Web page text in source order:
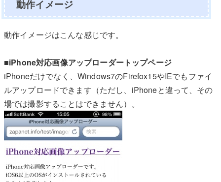
動作イメージ
動作イメージはこんな感じです。
■iPhone対応画像アップローダートップページ
iPhoneだけでなく、Windows7のFirefox15やIEでもファイ
ルアップロードできます（ただし、iPhoneと違って、その
場では撮影することはできません）。